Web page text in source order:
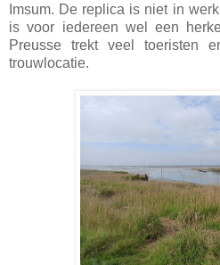
Imsum. De replica is niet in
is voor iedereen wel een
Preusse trekt veel toeristen
trouwlocatie.